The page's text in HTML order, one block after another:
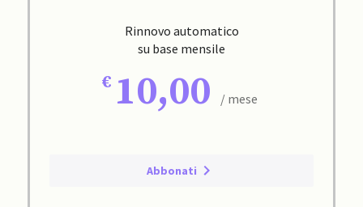
Rinnovo automatico
su base mensile
10,00 / mese
Abbonati